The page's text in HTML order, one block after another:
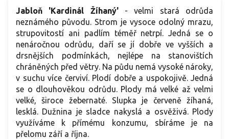
Jabloň 'Kardinál Žíhaný'- velmi stará odrůda
neznámého původu. Strom je vysoce odolný mrazu,
strupovitostí ani padlím téměř netrpí. Jedná se o
nenáročnou odrůdu, daří se jí dobře ve vyšších a
drsnějších podmínkách, nejlépe na stanovištích
chráněných před větry. Na půdu nemá vysoké nároky,
v suchu více červiví. Plodí dobře a uspokojivě. Jedná
se o dlouhověkou odrůdu. Plody má velké až velmi
velké, široce žebernaté. Slupka je červeně žíhaná,
lesklá. Dužnina je sladce nakyslá a osvěživá. Plody
využíváme k přímému konzumu, sbíráme je na
přelomu září a října.